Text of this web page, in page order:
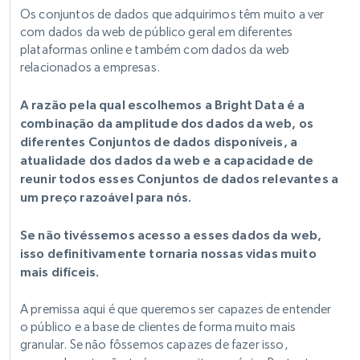
Os conjuntos de dados que adquirimos têm muito a ver
com dados da web de público geral em diferentes
plataformas online e também com dados da web
relacionados a empresas.
A razão pela qual escolhemos a Bright Data é a
combinação da amplitude dos dados da web, os
diferentes Conjuntos de dados disponíveis, a
atualidade dos dados da web e a capacidade de
reunir todos esses Conjuntos de dados relevantes a
um preço razoável para nós.
Se não tivéssemos acesso a esses dados da web,
isso definitivamente tornaria nossas vidas muito
mais difíceis.
A premissa aqui é que queremos ser capazes de entender
o público e a base de clientes de forma muito mais
granular. Se não fôssemos capazes de fazer isso,